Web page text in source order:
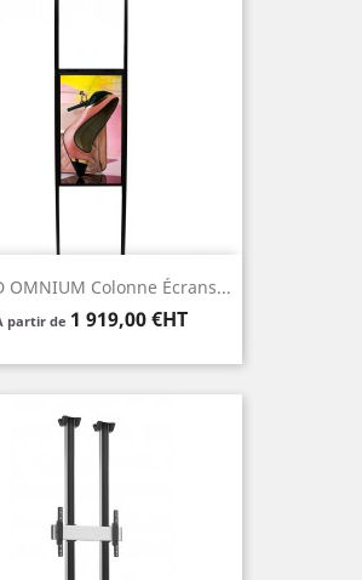
OMNIUM Colonne Écrans...
partir de Prix
1 919,00 €HT